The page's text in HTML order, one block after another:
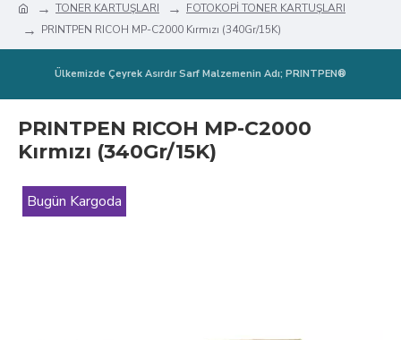
TONER KARTUŞLARI
FOTOKOPİ TONER KARTUŞLARI
PRINTPEN RICOH MP-C2000 Kırmızı (340Gr/15K)
Ülkemizde Çeyrek Asırdır Sarf Malzemenin Adı; PRINTPEN®
PRINTPEN RICOH MP-C2000
Kırmızı (340Gr/15K)
Bugün Kargoda